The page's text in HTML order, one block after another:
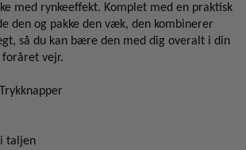
med rynkeeffekt. Komplet med en praktisk
den og pakke den væk, den kombinerer
så du kan bære den med dig overalt i din
vejr.
taljen